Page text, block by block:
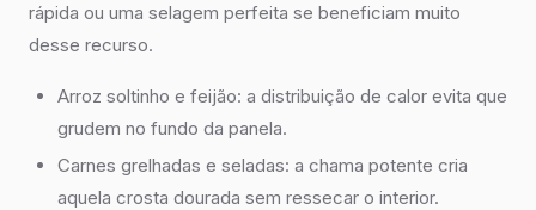
rápida ou uma selagem perfeita se beneficiam muito
desse recurso.
Arroz soltinho e feijão: a distribuição de calor evita que
grudem no fundo da panela.
Carnes grelhadas e seladas: a chama potente cria
aquela crosta dourada sem ressecar o interior.